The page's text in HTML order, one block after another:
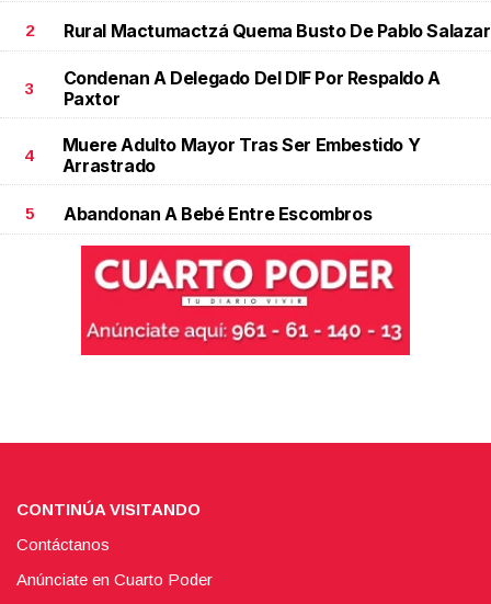
2 Rural Mactumactzá Quema Busto De Pablo Salazar
3
Condenan A Delegado Del DIF Por Respaldo A
Paxtor
4
Muere Adulto Mayor Tras Ser Embestido Y
Arrastrado
5 Abandonan A Bebé Entre Escombros
CONTINÚA VISITANDO
Contáctanos
Anúnciate en Cuarto Poder